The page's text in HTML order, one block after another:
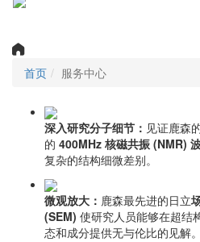
首页 服务中心
深入研究分子细节： 见证鹿森
的 400MHz 核磁共振 (NMR)
复杂的结构细微差别。
微观放大： 鹿森最先进的日立
(SEM) 使研究人员能够在超结
态和成分提供无与伦比的见解。